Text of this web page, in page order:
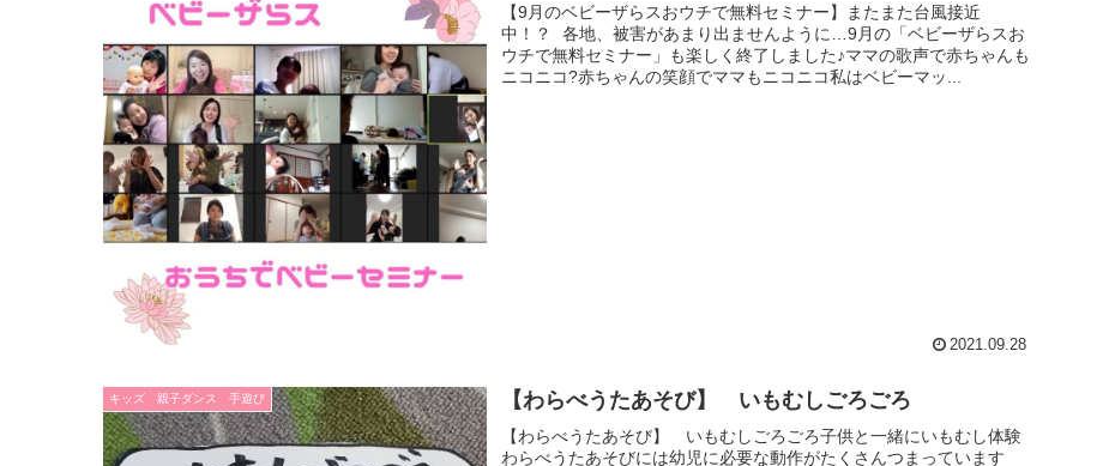
【9月のベビーザらスおウチで無料セミナー】またまた台風接近
中！？ 各地、被害があまり出ませんように…9月の「ベビーザらスお
ウチで無料セミナー」も楽しく終了しました♪ママの歌声で赤ちゃんも
ニコニコ?赤ちゃんの笑顔でママもニコニコ私はベビーマッ...
2021.09.28
キッズ 親子ダンス 手遊び 【わらべうたあそび】 いもむしごろごろ
【わらべうたあそび】 いもむしごろごろ子供と一緒にいもむし体験
わらべうたあそびには幼児に必要な動作がたくさんつまっています